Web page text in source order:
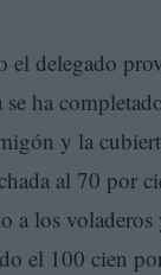
el delegado
ha
y la
al 70 por
a los voladeros
el 100 cien